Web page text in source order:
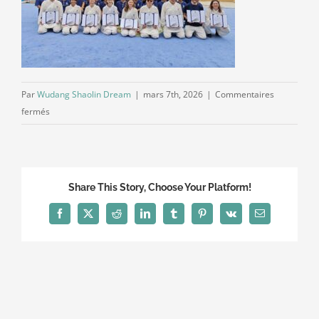
ParWudang Shaolin Dream | mars 7th, 2026 | Commentaires
fermés
Share This Story, Choose Your Platform!
Facebook
X Reddit LinkedInTumblrPinterest
Vk Email